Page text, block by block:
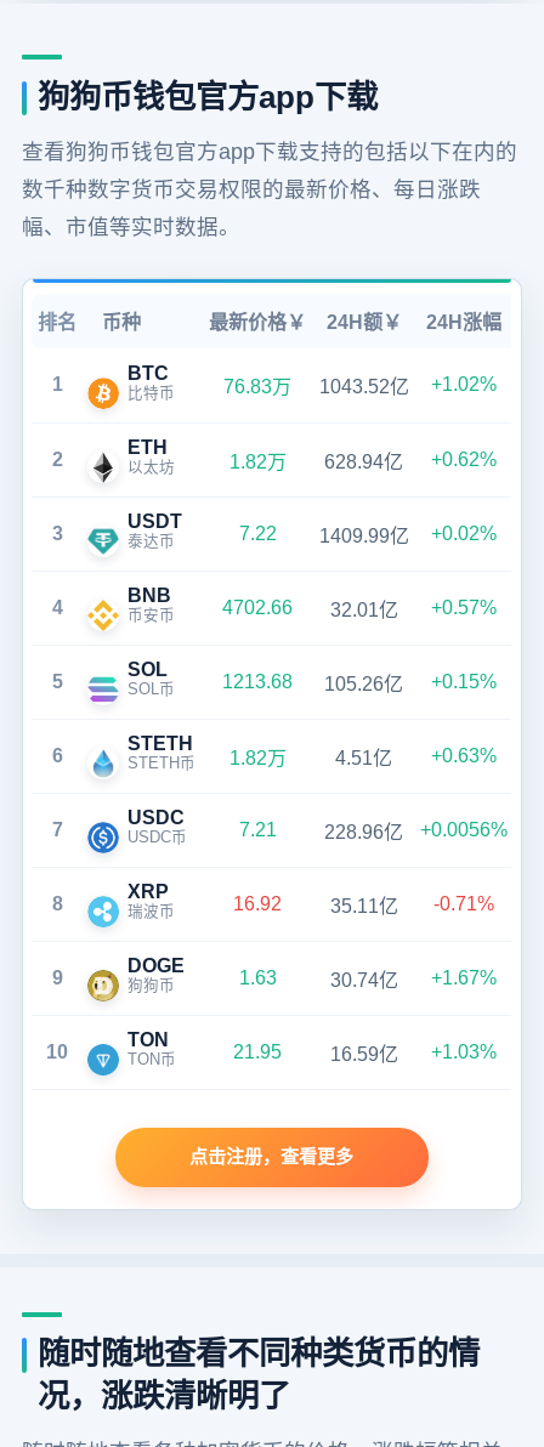
狗狗币钱包官方app下载
查看狗狗币钱包官方app下载支持的包括以下在内的
数千种数字货币交易权限的最新价格、每日涨跌
幅、市值等实时数据。
排名 币种 最新价格￥ 24H额￥ 24H涨幅
1
BTC
比特币 76.83万 1043.52亿 +1.02%
2
ETH
以太坊 1.82万 628.94亿 +0.62%
3
USDT
泰达币 7.22 1409.99亿 +0.02%
4
BNB
币安币 4702.66 32.01亿 +0.57%
5
SOL
SOL币 1213.68 105.26亿 +0.15%
6
STETH
STETH币 1.82万 4.51亿 +0.63%
7
USDC
USDC币 7.21 228.96亿 +0.0056%
8
XRP
瑞波币 16.92 35.11亿 -0.71%
9
DOGE
狗狗币 1.63 30.74亿 +1.67%
10
TON
TON币 21.95 16.59亿 +1.03%
点击注册，查看更多
随时随地查看不同种类货币的情
况，涨跌清晰明了